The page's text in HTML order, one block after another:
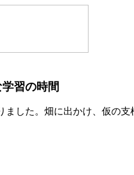
習の時間
した。畑に出かけ、仮の支